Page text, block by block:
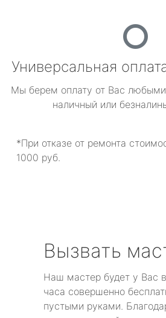
Универсальная
Мы берем оплату от Вас
наличный или
*При отказе от ремонта
1000 руб.
Вызвать
Наш мастер будет у Вас
часа совершенно
пустыми руками.